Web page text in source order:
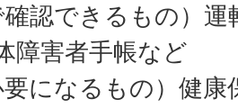
確認できるもの）
障害者手帳など
要になるもの）健